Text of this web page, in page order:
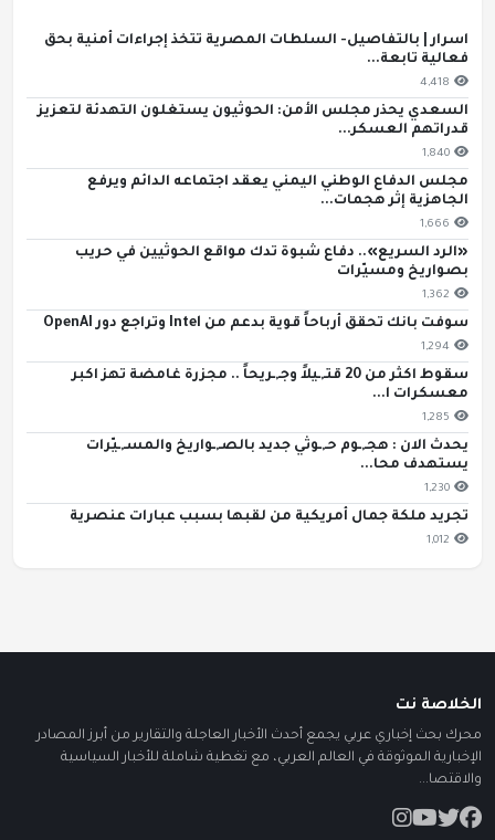
اسرار | بالتفاصيل- السلطات المصرية تتخذ إجراءات أمنية بحق
فعالية تابعة...
4,418
السعدي يحذر مجلس الأمن: الحوثيون يستغلون التهدئة لتعزيز
قدراتهم العسكر...
1,840
مجلس الدفاع الوطني اليمني يعقد اجتماعه الدائم ويرفع
الجاهزية إثر هجمات...
1,666
«الرد السريع».. دفاع شبوة تدك مواقع الحوثيين في حريب
بصواريخ ومسيّرات
1,362
سوفت بانك تحقق أرباحاً قوية بدعم من Intel وتراجع دور OpenAI
1,294
سقوط اكثر من 20 قتـ,ـيلاً وجـ,ـريحاً .. مجزرة غامضة تهز اكبر
معسكرات ا...
1,285
يحدث الان : هجـ,ـوم حـ,ـوثي جديد بالصـ,ـواريخ والمسـ,ـيّرات
يستهدف محا...
1,230
تجريد ملكة جمال أمريكية من لقبها بسبب عبارات عنصرية
1,012
الخلاصة نت
محرك بحث إخباري عربي يجمع أحدث الأخبار العاجلة والتقارير من أبرز المصادر
الإخبارية الموثوقة في العالم العربي، مع تغطية شاملة للأخبار السياسية
والاقتصا...